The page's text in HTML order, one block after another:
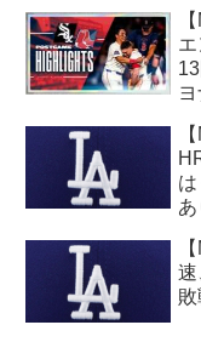
あ
速